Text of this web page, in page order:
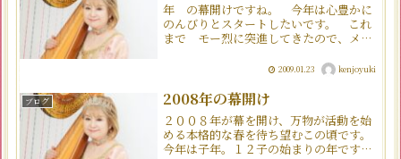
年 の幕開けですね。 今年は心豊かに
のんびりとスタートしたいです。 これ
まで モー烈に突進してきたので、メン
は歳の誕生日 友人や生徒達に祝って頂
いたプレゼントの中か...
2009.01.23 kenjoyuki
ブログ 2008年の幕開け
２００８年が幕を開け、万物が活動を始
める本格的な春を待ち望むこの頃です。
今年は子年。１２子の始まりの年です。